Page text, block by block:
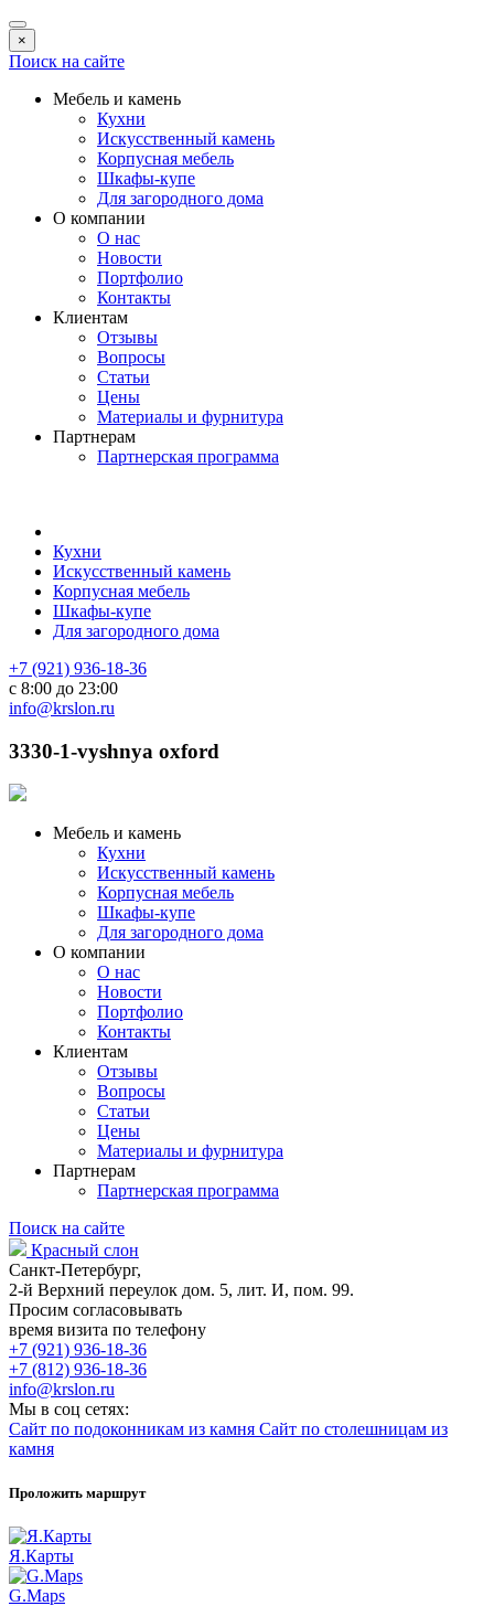
×
Поиск на сайте
Мебель и камень
Кухни
Искусственный камень
Корпусная мебель
Шкафы-купе
Для загородного дома
О компании
О нас
Новости
Портфолио
Контакты
Клиентам
Отзывы
Вопросы
Статьи
Цены
Материалы и фурнитура
Партнерам
Партнерская программа
Кухни
Искусственный камень
Корпусная мебель
Шкафы-купе
Для загородного дома
+7 (921) 936-18-36
с 8:00 до 23:00
info@krslon.ru
3330-1-vyshnya oxford
Мебель и камень
Кухни
Искусственный камень
Корпусная мебель
Шкафы-купе
Для загородного дома
О компании
О нас
Новости
Портфолио
Контакты
Клиентам
Отзывы
Вопросы
Статьи
Цены
Материалы и фурнитура
Партнерам
Партнерская программа
Поиск на сайте
Красный слон
Санкт-Петербург,
2-й Верхний переулок дом. 5, лит. И, пом. 99.
Просим согласовывать
время визита по телефону
+7 (921) 936-18-36
+7 (812) 936-18-36
info@krslon.ru
Мы в соц сетях:
Сайт по подоконникам из камня Сайт по столешницам из
камня
Проложить маршрут
Я.Карты
G.Maps